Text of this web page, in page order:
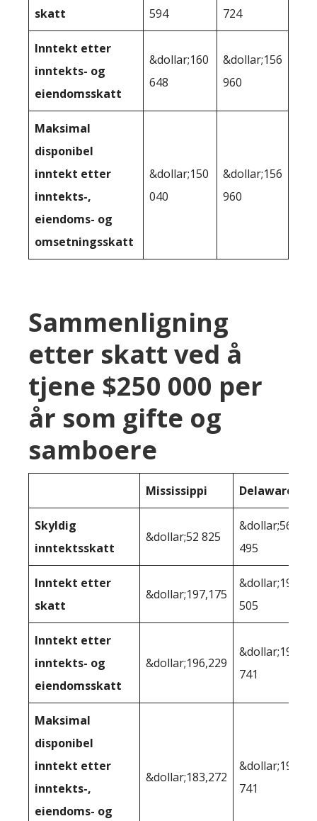
skatt 594 724
Inntekt etter
inntekts- og
eiendomsskatt
&dollar;160
648
&dollar;156
960
Maksimal
disponibel
inntekt etter
inntekts-,
eiendoms- og
omsetningsskatt
&dollar;150
040
&dollar;156
960
Sammenligning
etter skatt ved å
tjene $250 000 per
år som gifte og
samboere
Mississippi Delaware
Skyldig
inntektsskatt
&dollar;52 825
&dollar;56
495
Inntekt etter
skatt
&dollar;197,175
&dollar;193
505
Inntekt etter
inntekts- og
eiendomsskatt
&dollar;196,229
&dollar;191
741
Maksimal
disponibel
inntekt etter
inntekts-,
eiendoms- og
&dollar;183,272
&dollar;191
741